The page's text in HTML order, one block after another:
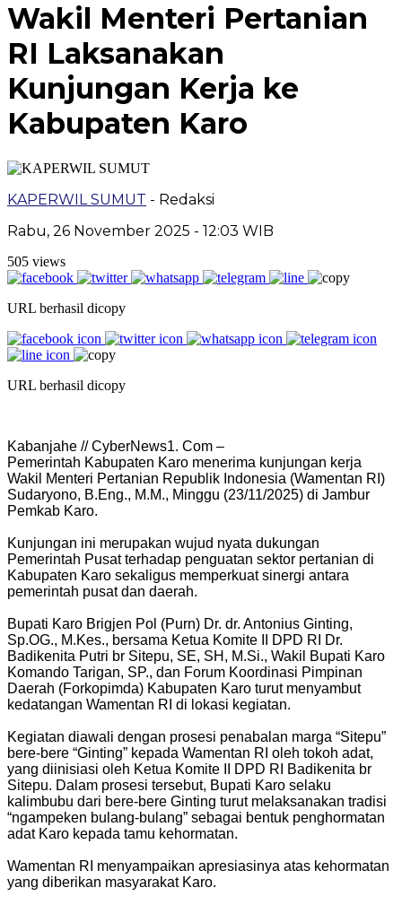
Wakil Menteri Pertanian
RI Laksanakan
Kunjungan Kerja ke
Kabupaten Karo
KAPERWIL SUMUT - Redaksi
Rabu, 26 November 2025 - 12:03 WIB
505 views
URL berhasil dicopy
URL berhasil dicopy
Kabanjahe // CyberNews1. Com –
Pemerintah Kabupaten Karo menerima kunjungan kerja
Wakil Menteri Pertanian Republik Indonesia (Wamentan RI)
Sudaryono, B.Eng., M.M., Minggu (23/11/2025) di Jambur
Pemkab Karo.
Kunjungan ini merupakan wujud nyata dukungan
Pemerintah Pusat terhadap penguatan sektor pertanian di
Kabupaten Karo sekaligus memperkuat sinergi antara
pemerintah pusat dan daerah.
Bupati Karo Brigjen Pol (Purn) Dr. dr. Antonius Ginting,
Sp.OG., M.Kes., bersama Ketua Komite II DPD RI Dr.
Badikenita Putri br Sitepu, SE, SH, M.Si., Wakil Bupati Karo
Komando Tarigan, SP., dan Forum Koordinasi Pimpinan
Daerah (Forkopimda) Kabupaten Karo turut menyambut
kedatangan Wamentan RI di lokasi kegiatan.
Kegiatan diawali dengan prosesi penabalan marga “Sitepu”
bere-bere “Ginting” kepada Wamentan RI oleh tokoh adat,
yang diinisiasi oleh Ketua Komite II DPD RI Badikenita br
Sitepu. Dalam prosesi tersebut, Bupati Karo selaku
kalimbubu dari bere-bere Ginting turut melaksanakan tradisi
“ngampeken bulang-bulang” sebagai bentuk penghormatan
adat Karo kepada tamu kehormatan.
Wamentan RI menyampaikan apresiasinya atas kehormatan
yang diberikan masyarakat Karo.